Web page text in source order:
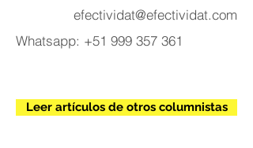
efectividat@efectividat.com
Whatsapp: +51 999 357 361
Leer artículos de otros columnistas